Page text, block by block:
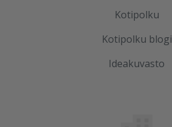
Kotipolku
Kotipolku blogi
Ideakuvasto